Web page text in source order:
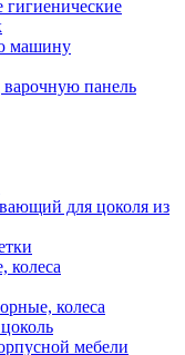
машину
панель
для цоколя из
колеса
колеса
мебели